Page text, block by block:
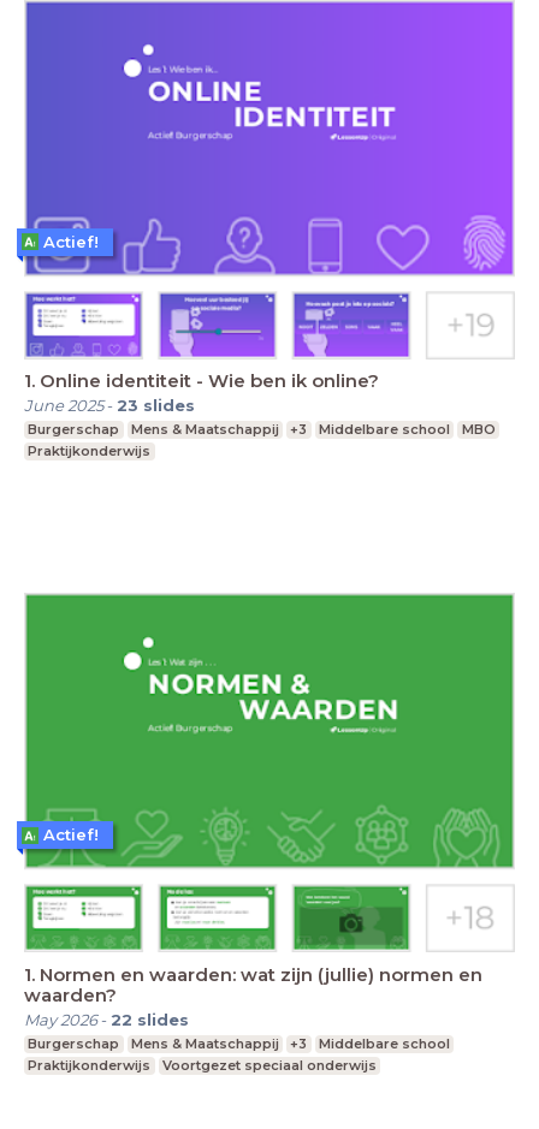
1. Online identiteit - Wie ben ik online?
June 2025- 23 slides
Burgerschap Mens & Maatschappij +3 Middelbare school
MBO
Praktijkonderwijs
Actief!
1. Normen en waarden: wat zijn (jullie) normen en
waarden?
May 2026- 22 slides
Burgerschap Mens & Maatschappij +3
Middelbare school
Praktijkonderwijs
Voortgezet speciaal onderwijs
Actief!